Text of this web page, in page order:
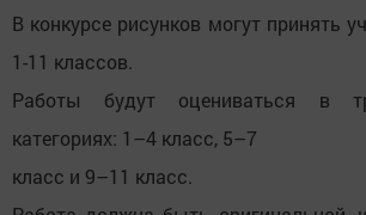
В конкурсе рисунков могут принять
1-11 классов.
Работы будут оцениваться в
категориях: 1–4 класс, 5–7
класс и 9–11 класс.